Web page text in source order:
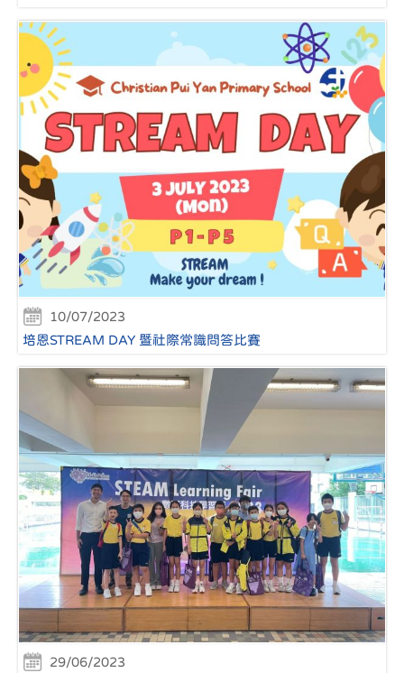
10/07/2023
培恩STREAM DAY 暨社際常識問答比賽
29/06/2023